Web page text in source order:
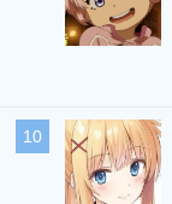
10